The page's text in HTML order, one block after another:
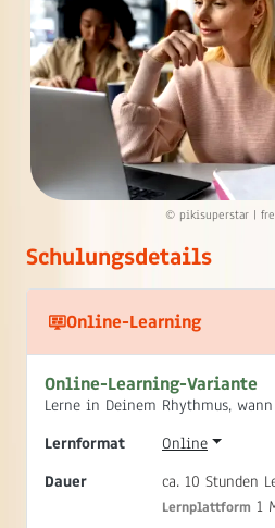
© pikisuperstar |
Schulungsdetails
Online-Learning
Online-Learning-Variante
Lerne in Deinem Rhythmus,
Lernformat
Online
Dauer
ca. 10 Stunden
Lernplattform 1